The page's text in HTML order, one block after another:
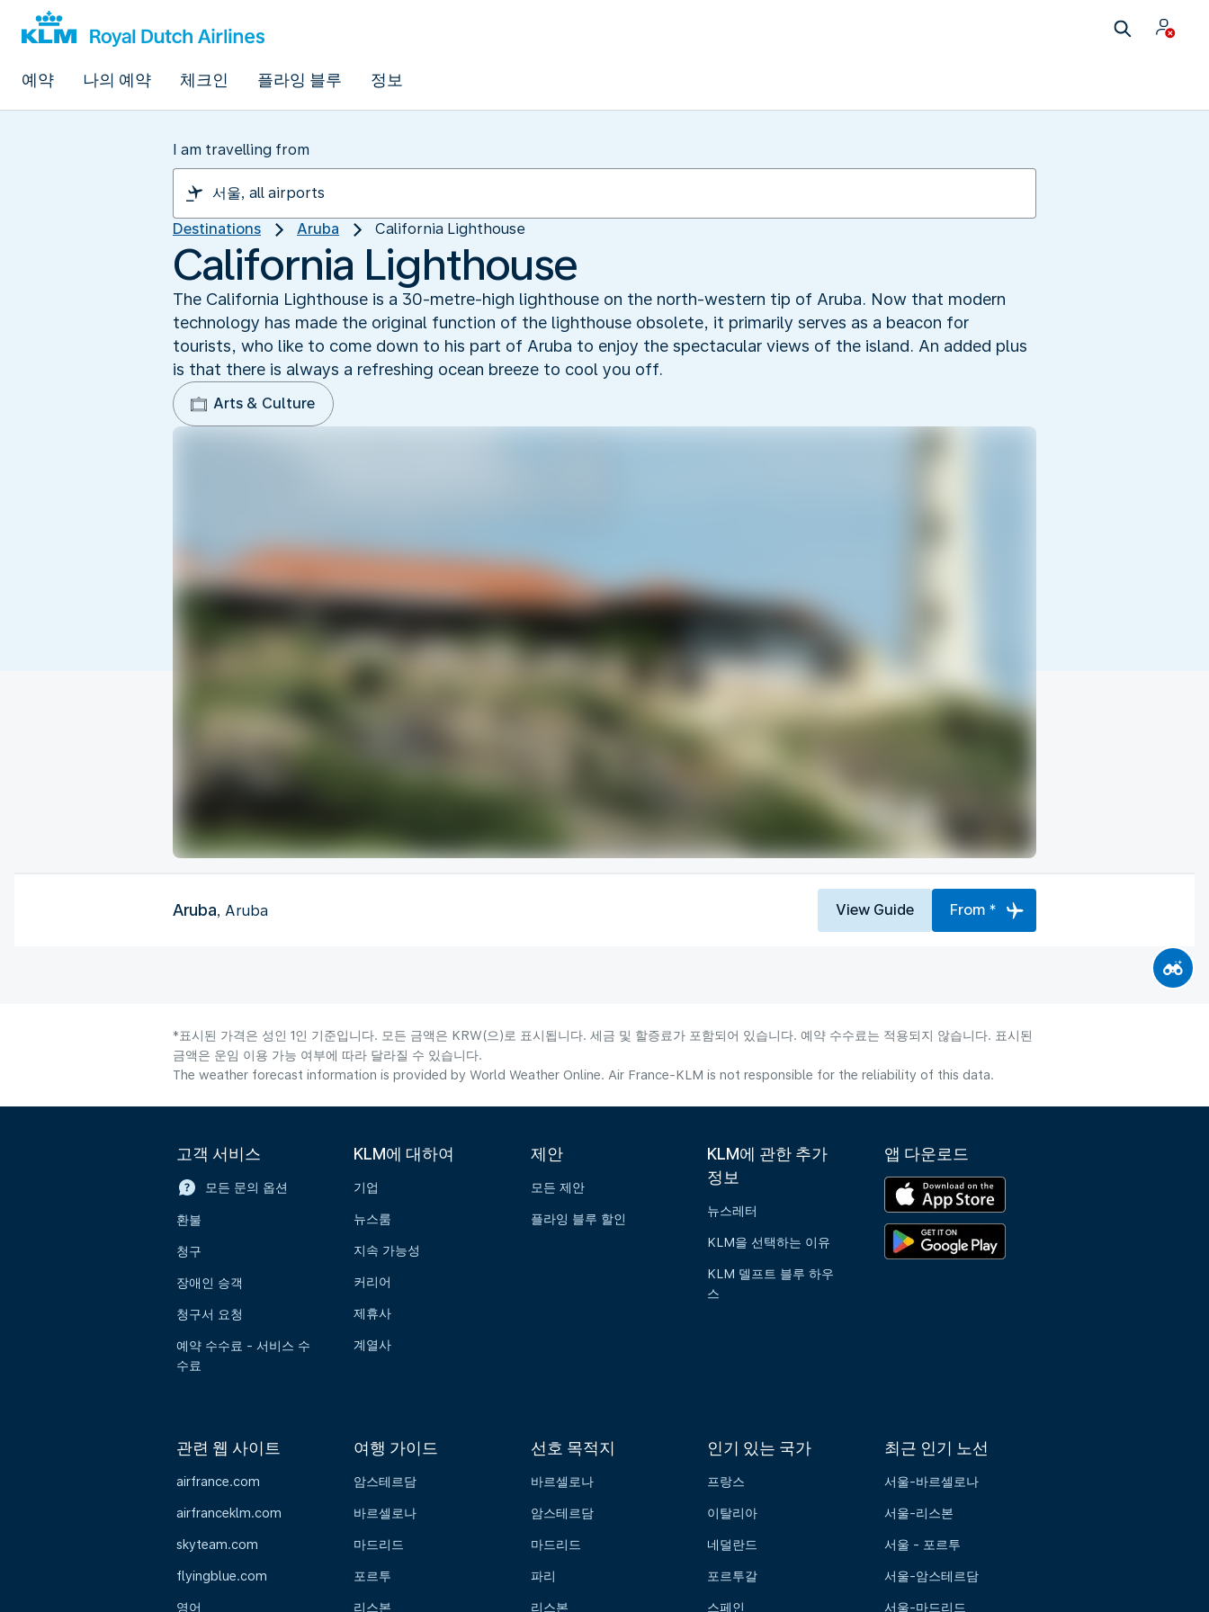
예약 나의 예약 체크인 플라잉 블루 정보
I am travelling from
Destinations Aruba California Lighthouse
California Lighthouse
The California Lighthouse is a 30-metre-high lighthouse on the north-western tip of Aruba. Now that modern
technology has made the original function of the lighthouse obsolete, it primarily serves as a beacon for
tourists, who like to come down to his part of Aruba to enjoy the spectacular views of the island. An added plus
is that there is always a refreshing ocean breeze to cool you off.
Arts & Culture
Aruba, Aruba View Guide From *
*표시된 가격은 성인 1인 기준입니다. 모든 금액은 KRW(으)로 표시됩니다. 세금 및 할증료가 포함되어 있습니다. 예약 수수료는 적용되지 않습니다. 표시된
금액은 운임 이용 가능 여부에 따라 달라질 수 있습니다.
The weather forecast information is provided by World Weather Online. Air France-KLM is not responsible for the reliability of this data.
고객 서비스
모든 문의 옵션
환불
청구
장애인 승객
청구서 요청
예약 수수료 - 서비스 수
수료
KLM에 대하여
기업
뉴스룸
지속 가능성
커리어
제휴사
계열사
제안
모든 제안
플라잉 블루 할인
KLM에 관한 추가
정보
뉴스레터
KLM을 선택하는 이유
KLM 델프트 블루 하우
스
앱 다운로드
관련 웹 사이트
airfrance.com
airfranceklm.com
skyteam.com
flyingblue.com
영어
여행 가이드
암스테르담
바르셀로나
마드리드
포르투
리스본
선호 목적지
바르셀로나
암스테르담
마드리드
파리
리스본
인기 있는 국가
프랑스
이탈리아
네덜란드
포르투갈
스페인
최근 인기 노선
서울-바르셀로나
서울-리스본
서울 - 포르투
서울-암스테르담
서울-마드리드